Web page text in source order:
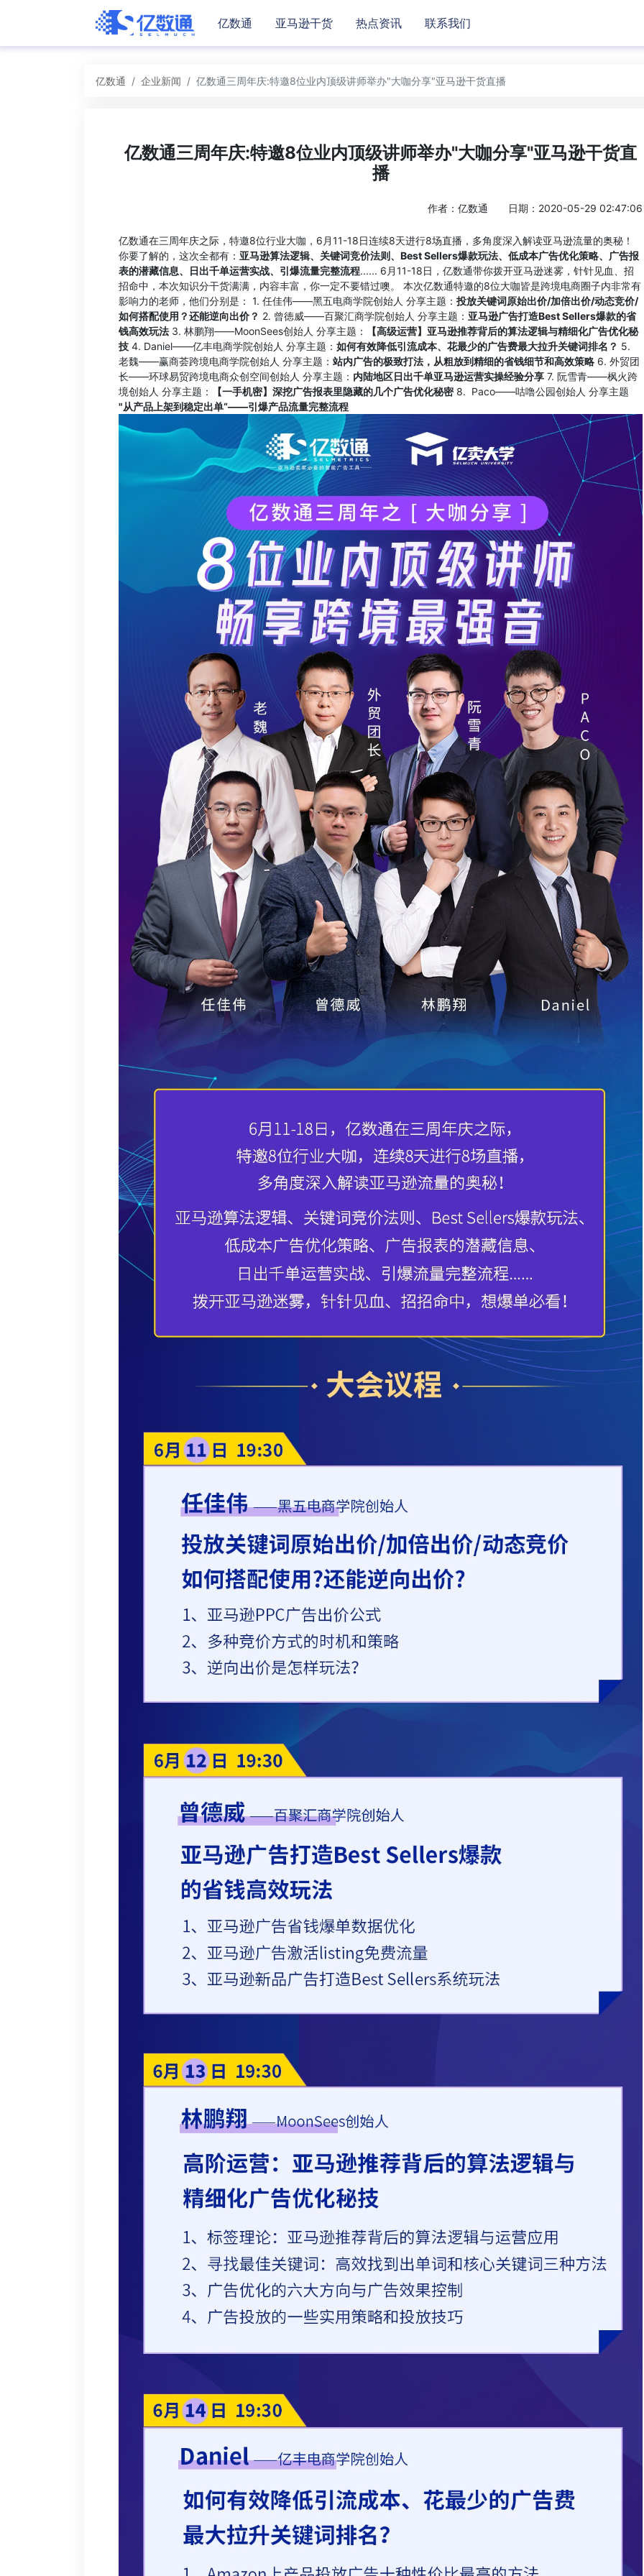
亿数通 亚马逊干货 热点资讯 联系我们
亿数通 企业新闻 亿数通三周年庆:特邀8位业内顶级讲师举办"大咖分享"亚马逊干货直播
亿数通三周年庆:特邀8位业内顶级讲师举办"大咖分享"亚马逊干货直
播
作者：亿数通 日期：2020-05-29 02:47:06
亿数通在三周年庆之际，特邀8位行业大咖，6月11-18日连续8天进行8场直播，多角度深入解读亚马逊流量的奥秘！
你要了解的，这次全都有： 亚马逊算法逻辑、关键词竞价法则、Best Sellers爆款玩法、低成本广告优化策略、广告报
表的潜藏信息、日出千单运营实战、引爆流量完整流程...... 6月11-18日，亿数通带你拨开亚马逊迷雾，针针见血、招
招命中，本次知识分干货满满，内容丰富，你一定不要错过噢。 本次亿数通特邀的8位大咖皆是跨境电商圈子内非常有
影响力的老师，他们分别是： 1. 任佳伟——黑五电商学院创始人 分享主题： 投放关键词原始出价/加倍出价/动态竞价/
如何搭配使用？还能逆向出价？ 2. 曾徳威——百聚汇商学院创始人 分享主题： 亚马逊广告打造Best Sellers爆款的省
钱高效玩法 3. 林鹏翔——MoonSees创始人 分享主题：
【高级运营】亚马逊推荐背后的算法逻辑与精细化广告优化秘
技 4. Daniel——亿丰电商学院创始人 分享主题： 如何有效降低引流成本、花最少的广告费最大拉升关键词排名？ 5.
老魏——赢商荟跨境电商学院创始人 分享主题： 站内广告的极致打法，从粗放到精细的省钱细节和高效策略 6. 外贸团
长——环球易贸跨境电商众创空间创始人 分享主题： 内陆地区日出千单亚马逊运营实操经验分享 7. 阮雪青——枫火跨
境创始人 分享主题：
【一手机密】深挖广告报表里隐藏的几个广告优化秘密8. Paco——咕噜公园创始人 分享主题
"从产品上架到稳定出单“——引爆产品流量完整流程